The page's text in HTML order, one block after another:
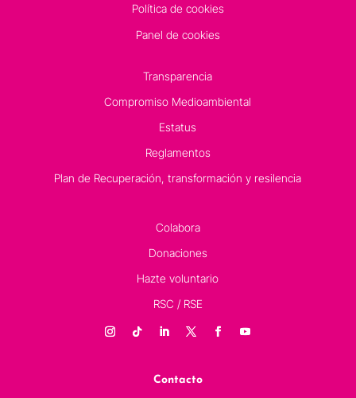
Política de cookies
Panel de cookies
Transparencia
Compromiso Medioambiental
Estatus
Reglamentos
Plan de Recuperación, transformación y resilencia
Colabora
Donaciones
Hazte voluntario
RSC / RSE
Contacto